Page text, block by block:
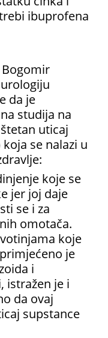
ibuprofena
da je
studija na
uticaj
se nalazi u
koje se
jer joj daje
se i za
omotača.
koje
je
i
istražen je i
da ovaj
supstance